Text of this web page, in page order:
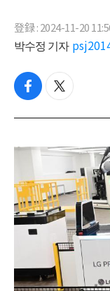
登録 : 2024-11-20
박수정 기자
f
c
b
k
t
i
t
e